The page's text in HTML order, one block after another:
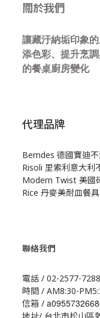
關於我們
讓藏汙納垢印象
添色彩、提升烹
的餐桌廚房變化
代理品牌
Berndes 德國寶迪
Risoli 里索利意大利
Modern Twist 美國
Rice 丹麥美耐皿餐具
聯絡我們
電話 / 02-2577-7288
時間 / AM8:30-
信箱 /